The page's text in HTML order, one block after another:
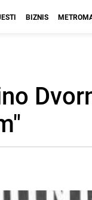
BIZNIS